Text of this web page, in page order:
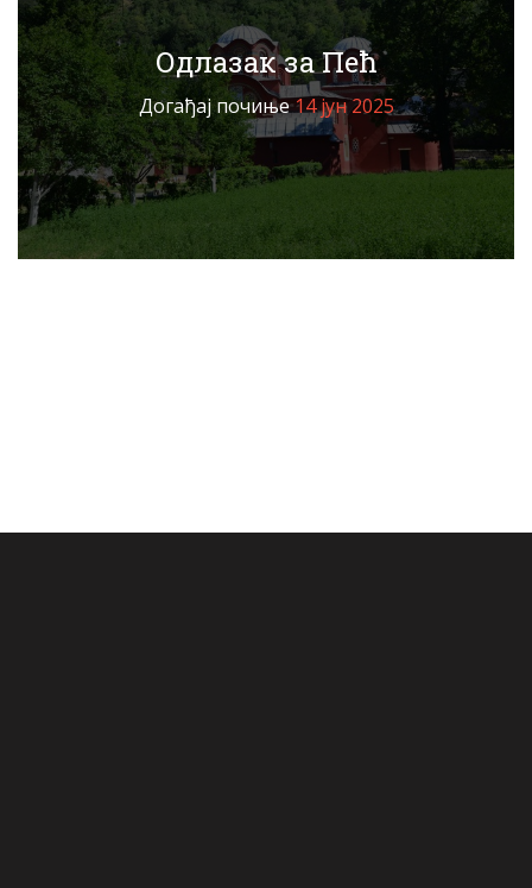
Одлазак за Пећ
Догађај почиње14 јун 2025